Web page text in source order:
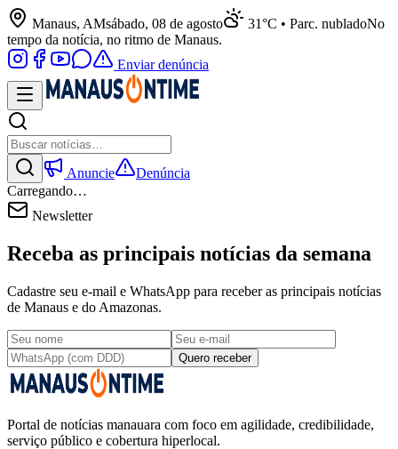
Manaus, AMsábado, 08 de agosto 31°C • Parc. nubladoNo
tempo da notícia, no ritmo de Manaus.
Enviar denúncia
Anuncie
Denúncia
Carregando…
Newsletter
Receba as principais notícias da semana
Cadastre seu e-mail e WhatsApp para receber as principais notícias
de Manaus e do Amazonas.
Quero receber
Portal de notícias manauara com foco em agilidade, credibilidade,
serviço público e cobertura hiperlocal.